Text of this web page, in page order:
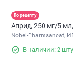
По рецепту
Априд, 250 мг/5
Nobel-Pharmsanoat,
В наличии: 2